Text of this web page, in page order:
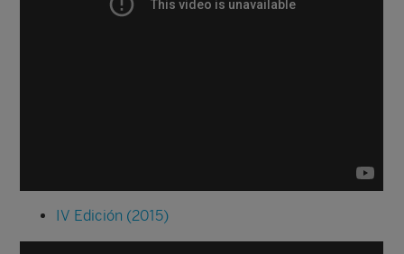
IV Edición (2015)